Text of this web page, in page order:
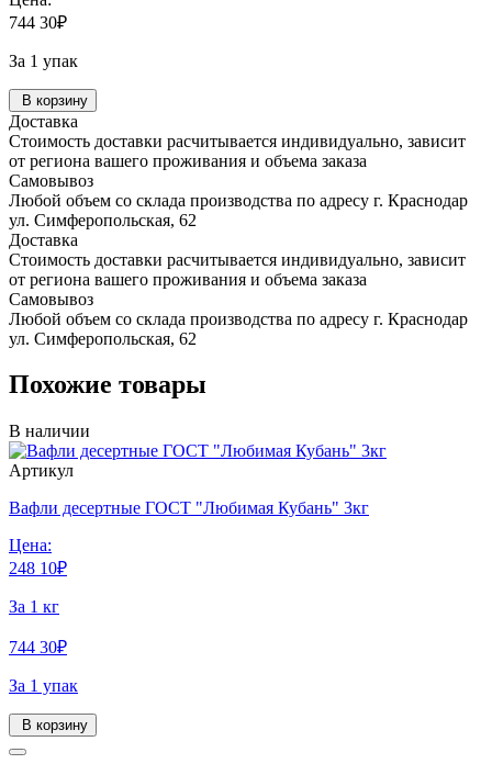
744 30₽
За 1 упак
В корзину
Доставка
Стоимость доставки расчитывается индивидуально, зависит
от региона вашего проживания и объема заказа
Самовывоз
Любой объем со склада производства по адресу г. Краснодар
ул. Симферопольская, 62
Доставка
Стоимость доставки расчитывается индивидуально, зависит
от региона вашего проживания и объема заказа
Самовывоз
Любой объем со склада производства по адресу г. Краснодар
ул. Симферопольская, 62
Похожие товары
В наличии
Артикул
Вафли десертные ГОСТ "Любимая Кубань" 3кг
Цена:
248 10₽
За 1 кг
744 30₽
За 1 упак
В корзину